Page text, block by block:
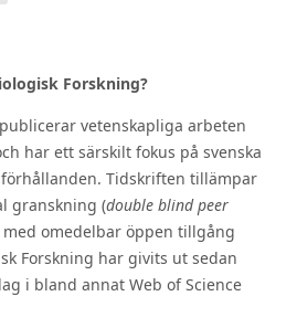
Forskning?
vetenskapliga arbeten
har ett särskilt fokus på svenska
Tidskriften tillämpar
granskning (double blind peer
omedelbar öppen tillgång
Forskning har givits ut sedan
i bland annat Web of Science